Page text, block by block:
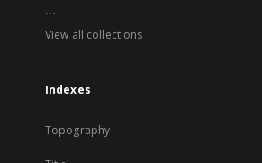
...
View all collections
Indexes
Topography